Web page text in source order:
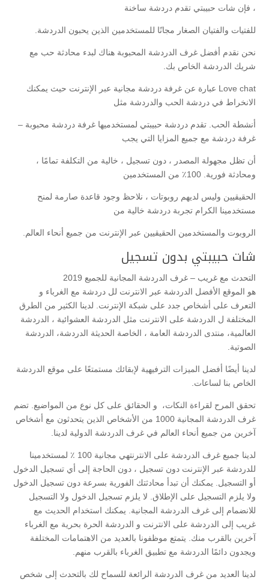
، فإن شات حبيبتي تقدم دردشة ساخنة
للفتيات والفتيان الصغار مجانًا للمستخدمين الذين يحبون الدردشة.
نحن نقدم أفضل غرف الدردشة المحبوبة هناك لبدء محادثة حب مع
شريك الدردشة الخاص بك.
Love chat عبارة عن غرفة دردشة مجانية عبر الإنترنت حيث يمكنك
الانخراط في دردشة الحب والدردشة مثل
أنشطة الحب. تقدم دردشة حبيبتي لمستخدميها غرفة دردشة محبوبة –
غرفة دردشة مع جميع المزايا التي يجب
أن تظل مجهولة المصدر ، دون تسجيل ، خالية من التكلفة تمامًا ،
ومحادثة فورية. 100٪ من المستخدمين
الحقيقيين وليس لديهم روبوتات ، نلاحظ وجود قاعدة صارمة لمنح
مستخدمينا الكرام تجربة دردشة خالية من
الروبوت والمستخدمين الحقيقيين عبر الإنترنت من جميع أنحاء العالم.
شات حبيبتي بدون تسجيل
التحدث مع غريب – غرف الدردشة المجانية للجميع 2019
هو الموقع الأفضل الدردشة عبر الانترنت لل دردشة مع الغرباء و
التعرف على أشخاص جدد على شبكة الإنترنت. لدينا الكثير من الطرق
المختلفة ل الدردشة على الانترنت مثل الدردشة العشوائية ، الدردشة
العالمية، منتدى الدردشة العامة ، الخاصة الحديثة الدردشة، الدردشة
الصوتية.
لدينا أيضًا أفضل الميزات الترفيهية لإبقائك مستمتعًا على موقع الدردشة
الخاص بنا لساعات.
تحقق المرح لقراءة النكات، و الحقائق على كل نوع من المواضيع. تضم
غرف الدردشة المجانية 1000 من الأشخاص الذين يتحدثون مع أشخاص
آخرين من جميع أنحاء العالم في غرف الدردشة الدولية لدينا.
لدينا جميع غرف الدردشة على الانترنتهي مجانية 100 ٪ لمستخدمينا
للدردشة عبر الإنترنت دون تسجيل ، دون الحاجة إلى أي تسجيل الدخول
أو التسجيل. يمكنك أن تبدأ محادثتك الفورية بسرعة دون تسجيل الدخول
ولا يلزم التسجيل على الإطلاق. لا يلزم تسجيل الدخول ولا التسجيل
للانضمام إلى غرف الدردشة المجانية. يمكنك استخدام الحديث مع
غريب إلى الدردشة على الانترنت و الدردشة الحرة بحرية مع الغرباء
آخرين بالقرب منك. يتمتع موظفونا بالعديد من الاهتمامات المختلفة
ويجدون دائمًا الدردشة مع تطبيق الغرباء بالقرب منهم.
لدينا العديد من غرف الدردشة الرائعة للسماح لك بالتحدث إلى شخص